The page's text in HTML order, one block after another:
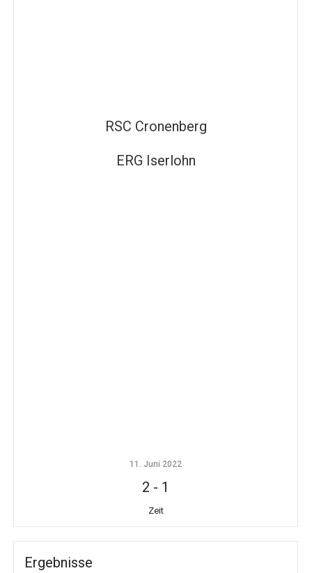
RSC Cronenberg
ERG Iserlohn
11. Juni 2022
2 - 1
Zeit
Ergebnisse